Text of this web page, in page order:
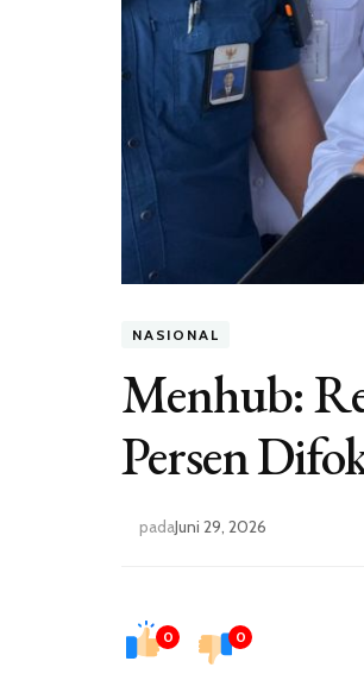
NASIONAL
Menhub:
Persen
padaJuni 29, 2026
0 0